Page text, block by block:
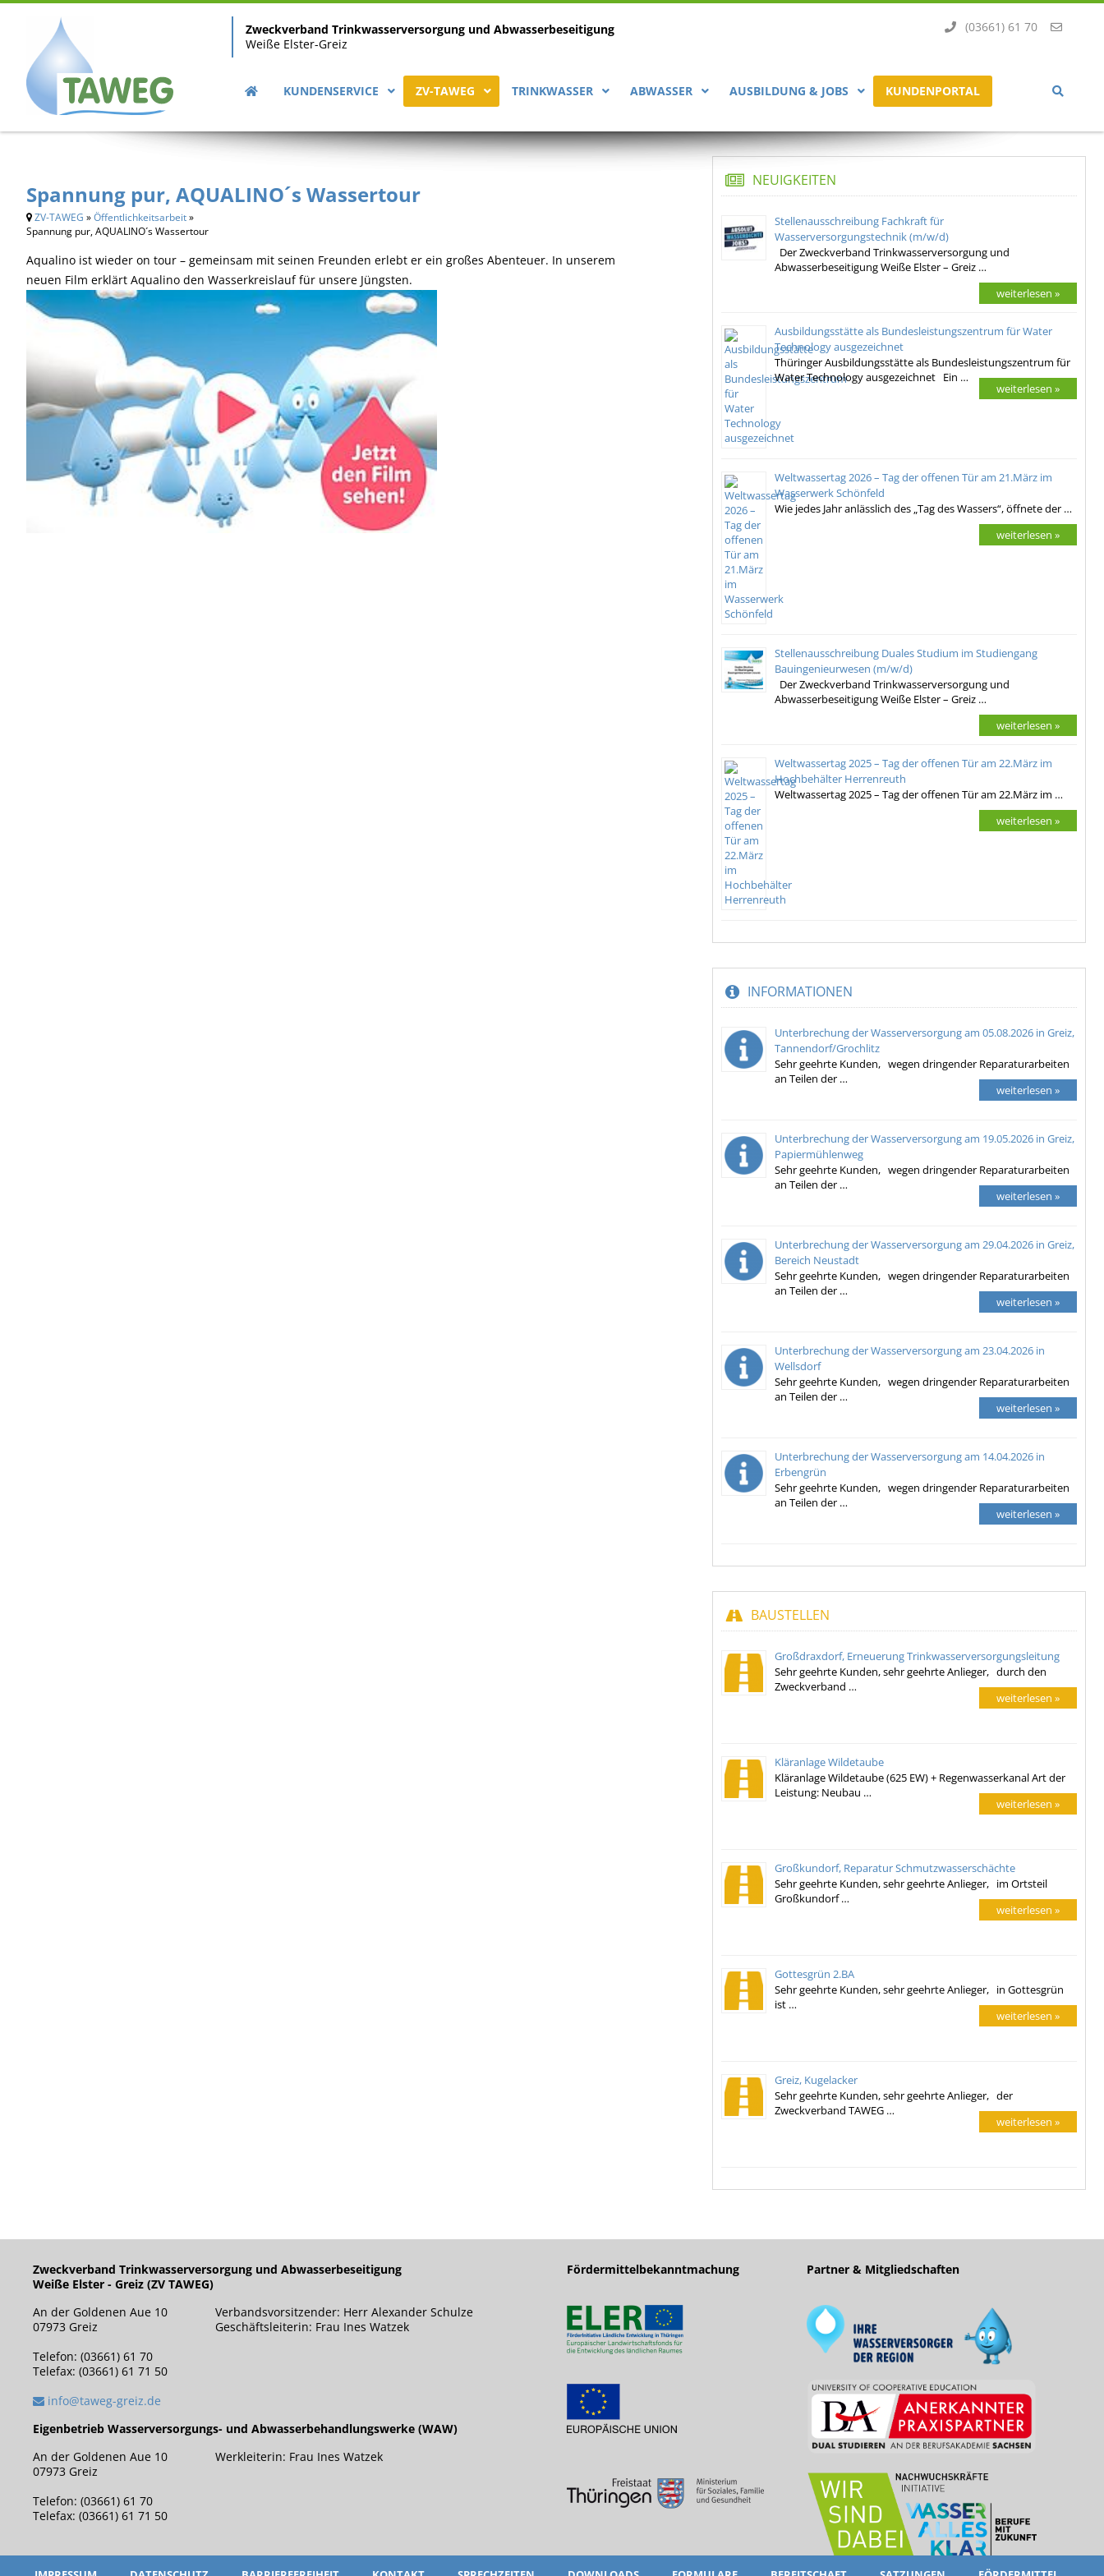
Zweckverband Trinkwasserversorgung und Abwasserbeseitigung
Weiße Elster-Greiz
(03661) 61 70
KUNDENSERVICE ZV-TAWEG TRINKWASSER ABWASSER AUSBILDUNG & JOBS KUNDENPORTAL
Spannung pur, AQUALINO´s Wassertour
ZV-TAWEG »Öffentlichkeitsarbeit»
Spannung pur, AQUALINO´s Wassertour
Aqualino ist wieder on tour – gemeinsam mit seinen Freunden erlebt er ein großes Abenteuer. In unserem
neuen Film erklärt Aqualino den Wasserkreislauf für unsere Jüngsten.
NEUIGKEITEN
Stellenausschreibung Fachkraft für
Wasserversorgungstechnik (m/w/d)
Der Zweckverband Trinkwasserversorgung und
Abwasserbeseitigung Weiße Elster – Greiz …
weiterlesen »
Ausbildungsstätte als Bundesleistungszentrum für Water
Technology ausgezeichnet
Thüringer Ausbildungsstätte als Bundesleistungszentrum für
Water Technology ausgezeichnet Ein …
weiterlesen »
Weltwassertag 2026 – Tag der offenen Tür am 21.März im
Wasserwerk Schönfeld
Wie jedes Jahr anlässlich des „Tag des Wassers“, öffnete der …
weiterlesen »
Stellenausschreibung Duales Studium im Studiengang
Bauingenieurwesen (m/w/d)
Der Zweckverband Trinkwasserversorgung und
Abwasserbeseitigung Weiße Elster – Greiz …
weiterlesen »
Weltwassertag 2025 – Tag der offenen Tür am 22.März im
Hochbehälter Herrenreuth
Weltwassertag 2025 – Tag der offenen Tür am 22.März im …
weiterlesen »
INFORMATIONEN
Unterbrechung der Wasserversorgung am 05.08.2026 in Greiz,
Tannendorf/Grochlitz
Sehr geehrte Kunden, wegen dringender Reparaturarbeiten
an Teilen der …
weiterlesen »
Unterbrechung der Wasserversorgung am 19.05.2026 in Greiz,
Papiermühlenweg
Sehr geehrte Kunden, wegen dringender Reparaturarbeiten
an Teilen der …
weiterlesen »
Unterbrechung der Wasserversorgung am 29.04.2026 in Greiz,
Bereich Neustadt
Sehr geehrte Kunden, wegen dringender Reparaturarbeiten
an Teilen der …
weiterlesen »
Unterbrechung der Wasserversorgung am 23.04.2026 in
Wellsdorf
Sehr geehrte Kunden, wegen dringender Reparaturarbeiten
an Teilen der …
weiterlesen »
Unterbrechung der Wasserversorgung am 14.04.2026 in
Erbengrün
Sehr geehrte Kunden, wegen dringender Reparaturarbeiten
an Teilen der …
weiterlesen »
BAUSTELLEN
Großdraxdorf, Erneuerung Trinkwasserversorgungsleitung
Sehr geehrte Kunden, sehr geehrte Anlieger, durch den
Zweckverband …
weiterlesen »
Kläranlage Wildetaube
Kläranlage Wildetaube (625 EW) + Regenwasserkanal Art der
Leistung: Neubau …
weiterlesen »
Großkundorf, Reparatur Schmutzwasserschächte
Sehr geehrte Kunden, sehr geehrte Anlieger, im Ortsteil
Großkundorf …
weiterlesen »
Gottesgrün 2.BA
Sehr geehrte Kunden, sehr geehrte Anlieger, in Gottesgrün
ist …
weiterlesen »
Greiz, Kugelacker
Sehr geehrte Kunden, sehr geehrte Anlieger, der
Zweckverband TAWEG …
weiterlesen »
Zweckverband Trinkwasserversorgung und Abwasserbeseitigung
Weiße Elster - Greiz (ZV TAWEG)
An der Goldenen Aue 10
07973 Greiz
Telefon: (03661) 61 70
Telefax: (03661) 61 71 50
info@taweg-greiz.de
Verbandsvorsitzender: Herr Alexander Schulze
Geschäftsleiterin: Frau Ines Watzek
Eigenbetrieb Wasserversorgungs- und Abwasserbehandlungswerke (WAW)
An der Goldenen Aue 10
07973 Greiz
Telefon: (03661) 61 70
Telefax: (03661) 61 71 50
Werkleiterin: Frau Ines Watzek
Fördermittelbekanntmachung Partner & Mitgliedschaften